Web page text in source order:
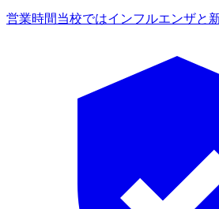
営業時間当校ではインフルエンザと